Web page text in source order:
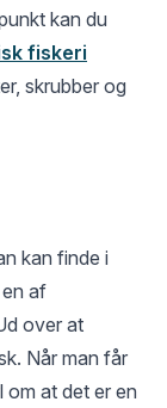
kan du
fiskeri
skrubber og
kan finde i
af
over at
Når man får
at det er en